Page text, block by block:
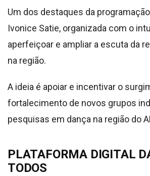
Um dos destaques da
Ivonice Satie, organizada com o
aperfeiçoar e ampliar a escuta da
na região.
A ideia é apoiar e incentivar o
fortalecimento de novos grupos
pesquisas em dança na região do
PLATAFORMA DIGITAL
TODOS